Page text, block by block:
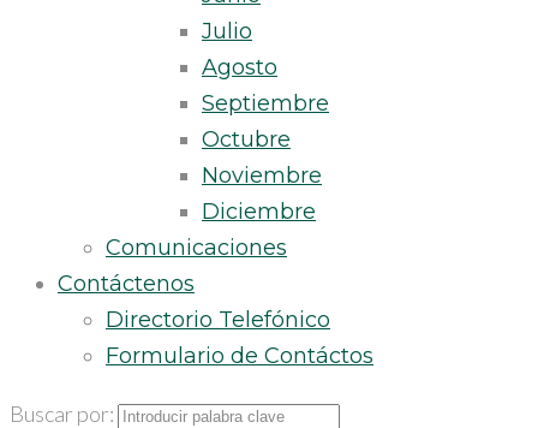
Julio
Agosto
Septiembre
Octubre
Noviembre
Diciembre
Comunicaciones
Contáctenos
Directorio Telefónico
Formulario de Contáctos
Buscar por: